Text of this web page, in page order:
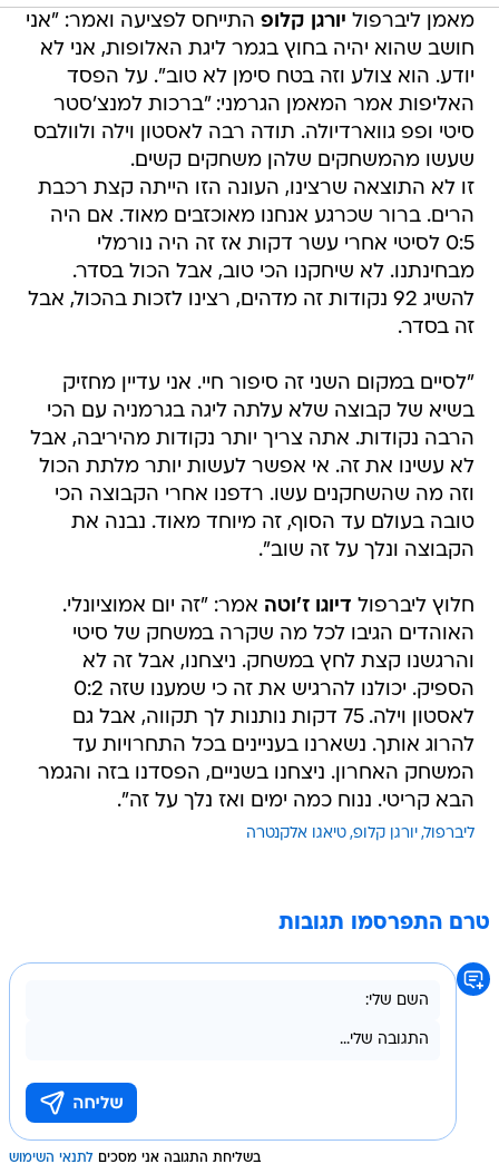
מאמן ליברפול יורגן קלופ התייחס לפציעה ואמר: "אני
חושב שהוא יהיה בחוץ בגמר ליגת האלופות, אני לא
יודע. הוא צולע וזה בטח סימן לא טוב". על הפסד
האליפות אמר המאמן הגרמני: "ברכות למנצ'סטר
סיטי ופפ גווארדיולה. תודה רבה לאסטון וילה ולוולבס
שעשו מהמשחקים שלהן משחקים קשים.
זו לא התוצאה שרצינו, העונה הזו הייתה קצת רכבת
הרים. ברור שכרגע אנחנו מאוכזבים מאוד. אם היה
0:5 לסיטי אחרי עשר דקות אז זה היה נורמלי
מבחינתנו. לא שיחקנו הכי טוב, אבל הכול בסדר.
להשיג 92 נקודות זה מדהים, רצינו לזכות בהכול, אבל
זה בסדר.
"לסיים במקום השני זה סיפור חיי. אני עדיין מחזיק
בשיא של קבוצה שלא עלתה ליגה בגרמניה עם הכי
הרבה נקודות. אתה צריך יותר נקודות מהיריבה, אבל
לא עשינו את זה. אי אפשר לעשות יותר מלתת הכול
וזה מה שהשחקנים עשו. רדפנו אחרי הקבוצה הכי
טובה בעולם עד הסוף, זה מיוחד מאוד. נבנה את
הקבוצה ונלך על זה שוב".
חלוץ ליברפול דיוגו ז'וטה אמר: "זה יום אמוציונלי.
האוהדים הגיבו לכל מה שקרה במשחק של סיטי
והרגשנו קצת לחץ במשחק. ניצחנו, אבל זה לא
הספיק. יכולנו להרגיש את זה כי שמענו שזה 0:2
לאסטון וילה. 75 דקות נותנות לך תקווה, אבל גם
להרוג אותך. נשארנו בעניינים בכל התחרויות עד
המשחק האחרון. ניצחנו בשניים, הפסדנו בזה והגמר
הבא קריטי. ננוח כמה ימים ואז נלך על זה".
ליברפול יורגן קלופ טיאגו אלקנטרה
טרם התפרסמו תגובות
בשליחת התגובה אני מסכים לתנאי השימוש